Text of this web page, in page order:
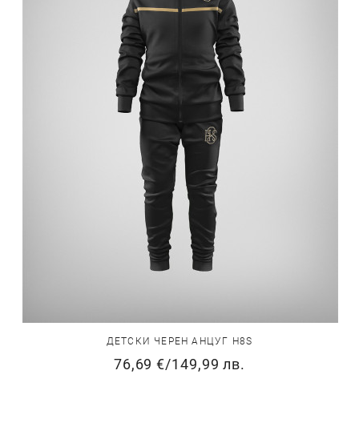
ДЕТСКИ ЧЕРЕН АНЦУГ H8S
76,69 €/149,99 лв.